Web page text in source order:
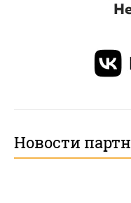
Новости